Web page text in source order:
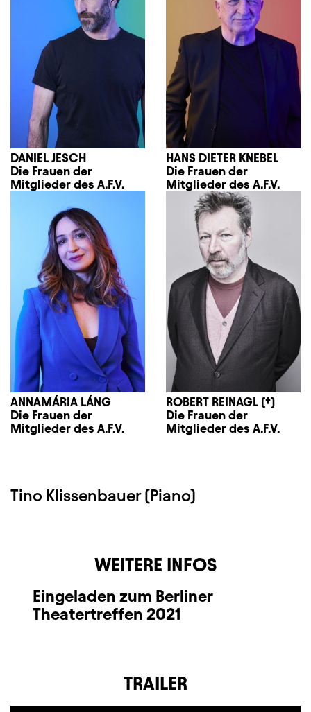
DANIEL JESCH
Die Frauen der
Mitglieder des A.F.V.
HANS DIETER KNEBEL
Die Frauen der
Mitglieder des A.F.V.
ANNAMÁRIA LÁNG
Die Frauen der
Mitglieder des A.F.V.
ROBERT REINAGL (†)
Die Frauen der
Mitglieder des A.F.V.
Tino Klissenbauer (Piano)
WEITERE INFOS
Eingeladen zum Berliner
Theatertreffen 2021
TRAILER